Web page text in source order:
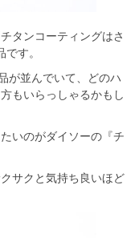
タンコーティングはさ
す。
が並んでいて、どのハ
もいらっしゃるかもし
いのがダイソーの『チ
サクと気持ち良いほど